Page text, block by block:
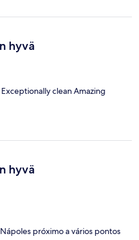
hyvä
clean Amazing
hyvä
próximo a vários pontos